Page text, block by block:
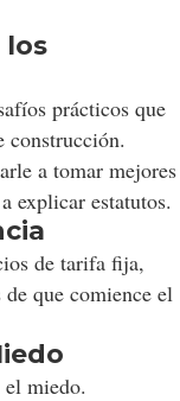
los
prácticos que
construcción.
a tomar mejores
explicar estatutos.
de tarifa fija,
que comience el
el miedo.